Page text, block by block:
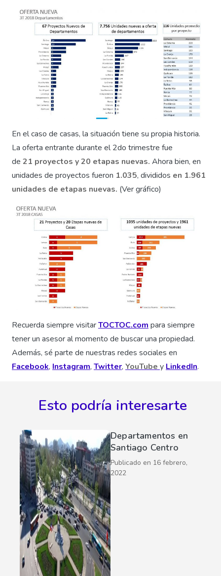
En el caso de casas, la situación tiene su propia historia.
La oferta entrante durante el 2do trimestre fue
de 21 proyectos y 20 etapas nuevas. Ahora bien, en
unidades de proyectos fueron 1.035, divididos en 1.961
unidades de etapas nuevas. (Ver gráfico)
Recuerda siempre visitarTOCTOC.com para siempre
tener un asesor al momento de buscar una propiedad.
Además, sé parte de nuestras redes sociales en
Facebook, Instagram, Twitter, YouTube y LinkedIn.
Esto podría interesarte
Departamentos en
Santiago Centro
Publicado en 16 febrero,
2022